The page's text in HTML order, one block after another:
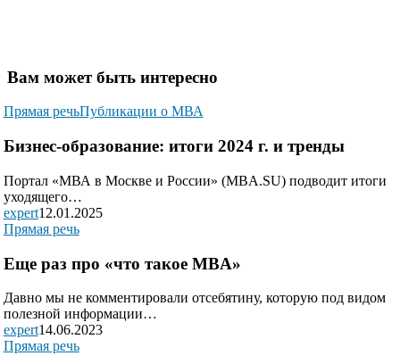
Вам может быть интересно
Прямая речьПубликации о МВА
Бизнес-образование: итоги 2024 г. и тренды
Портал «МВА в Москве и России» (MBA.SU) подводит итоги
уходящего…
expert12.01.2025
Прямая речь
Еще раз про «что такое MBA»
Давно мы не комментировали отсебятину, которую под видом
полезной информации…
expert14.06.2023
Прямая речь